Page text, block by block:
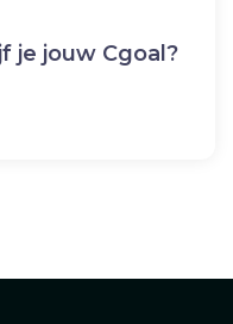
je jouw Cgoal?